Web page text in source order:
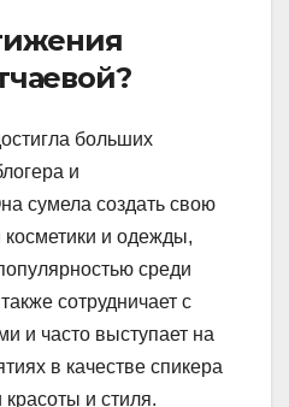
больших
и
сумела создать свою
и одежды,
среди
сотрудничает с
и часто выступает на
в качестве спикера
красоты и стиля.